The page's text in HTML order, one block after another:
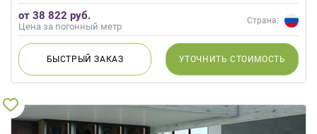
от 38 822 руб.
Цена за погонный метр
Страна:
БЫСТРЫЙЗАКАЗ УТОЧНИТЬ СТОИМОСТЬ